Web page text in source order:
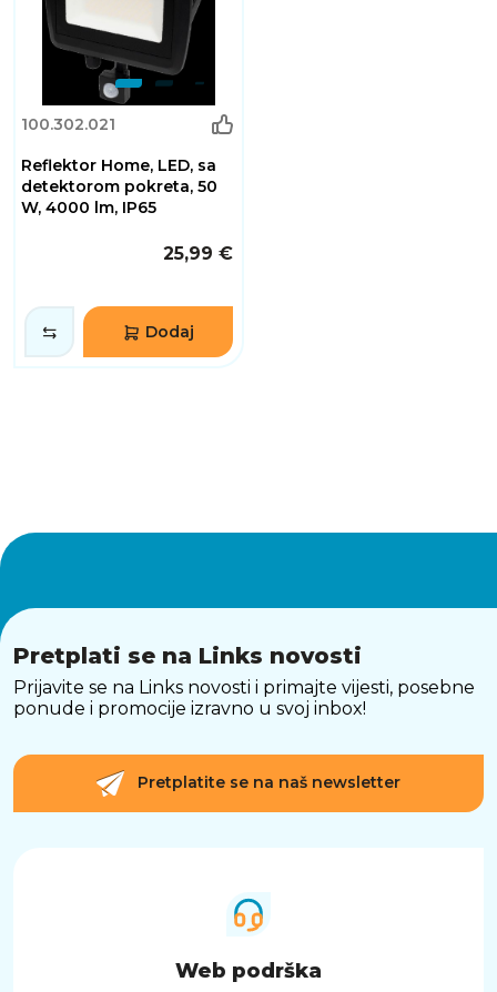
100.302.021
Reflektor Home, LED, sa
detektorom pokreta, 50
W, 4000 lm, IP65
25,99 €
Dodaj
Pretplati se na Links novosti
Prijavite se na Links novosti i primajte vijesti, posebne
ponude i promocije izravno u svoj inbox!
Pretplatite se na naš newsletter
Web podrška